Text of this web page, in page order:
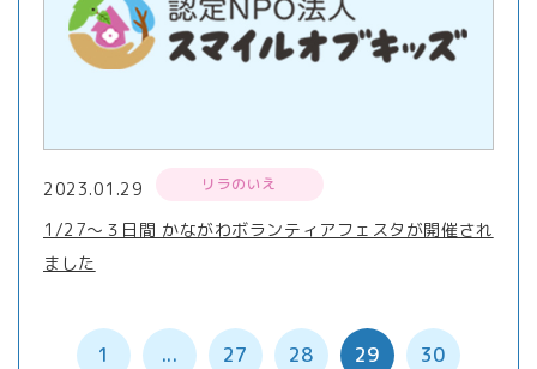
2023.01.29 リラのいえ
1/27～３日間 かながわボランティアフェスタが開催され
ました
1 ... 27 28 29 30